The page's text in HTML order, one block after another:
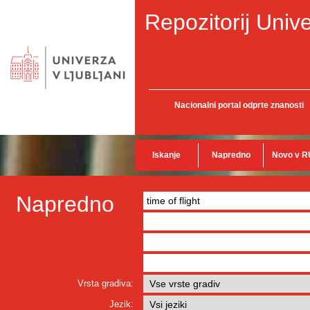
Repozitorij
Nacionalni portal odprte znanosti
Iskanje Napredno Novo v
Napredno
Vrsta gradiva:
Jezik: